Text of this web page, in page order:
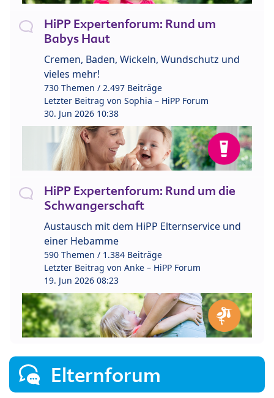
HiPP Expertenforum: Rund um
Babys Haut
Cremen, Baden, Wickeln, Wundschutz und
vieles mehr!
730 Themen / 2.497 Beiträge
Letzter Beitrag von Sophia – HiPP Forum
30. Jun 2026 10:38
HiPP Expertenforum: Rund um die
Schwangerschaft
Austausch mit dem HiPP Elternservice und
einer Hebamme
590 Themen / 1.384 Beiträge
Letzter Beitrag von Anke – HiPP Forum
19. Jun 2026 08:23
Elternforum